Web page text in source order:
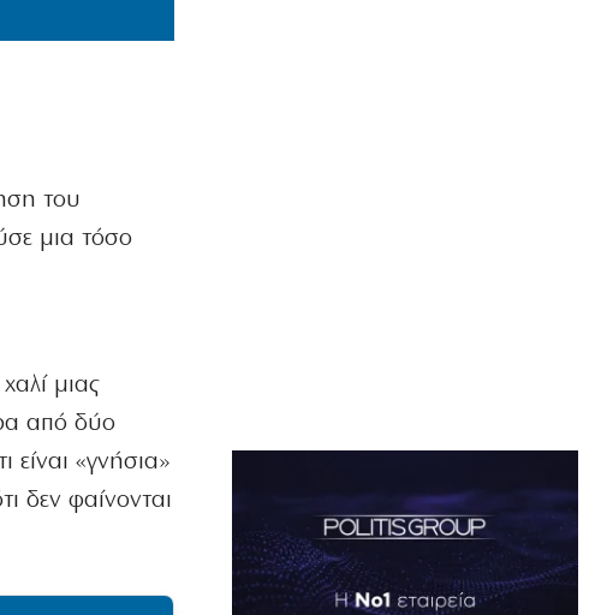
του
μια τόσο
μιας
από δύο
«γνήσια»
δεν φαίνονται